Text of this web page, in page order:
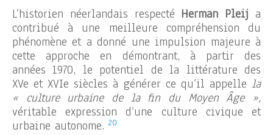
L’historien néerlandais respecté Herman Pleij a
contribué à une meilleure compréhension du
phénomène et a donné une impulsion majeure à
cette approche en démontrant, à partir des
années 1970, le potentiel de la littérature des
XVe et XVIe siècles à générer ce qu’il appelle la
« culture urbaine de la fin du Moyen Âge »,
véritable expression d’une culture civique et
urbaine autonome. 20